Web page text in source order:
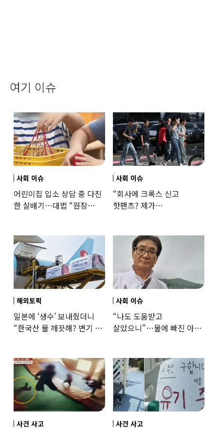
여기 이슈
사회 이슈
어린이집 입소 상담 중 다친
한 살배기…대법 “원장
사회 이슈
“회사에 크록스 신고
핫팬츠? 제가
해외토픽
일본에 ‘생수’ 보내줬더니
“한국산 물 깨끗해? 변기 물
사회 이슈
“나도 도움받고
살았으니”…물에 빠진 아이
사건 사고 사건 사고